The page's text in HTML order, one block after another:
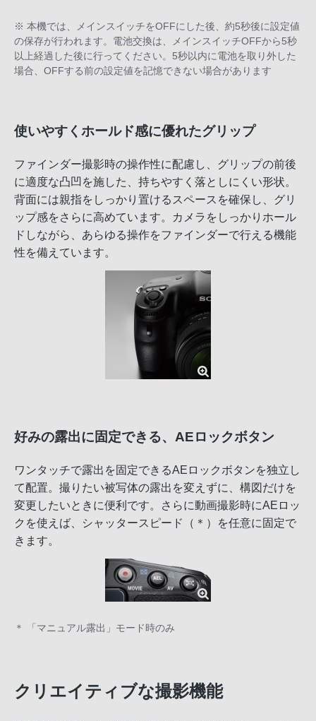
※ 本機では、メインスイッチをOFFにした後、約5秒後に設定値
の保存が行われます。電池交換は、メインスイッチOFFから5秒
以上経過した後に行ってください。5秒以内に電池を取り外した
場合、OFFする前の設定値を記憶できない場合があります
使いやすくホールド感に優れたグリップ
ファインダー撮影時の操作性に配慮し、グリップの前後
に適度な凸凹を施した、持ちやすく落としにくい形状。
背面には親指をしっかり置けるスペースを確保し、グリ
ップ感をさらに高めています。カメラをしっかりホール
ドしながら、あらゆる操作をファインダーで行える機能
性を備えています。
好みの露出に固定できる、AEロックボタン
ワンタッチで露出を固定できるAEロックボタンを独立し
て配置。撮りたい被写体の露出を変えずに、構図だけを
変更したいときに便利です。さらに動画撮影時にAEロッ
クを使えば、シャッタースピード（＊）を任意に固定で
きます。
＊ 「マニュアル露出」モード時のみ
クリエイティブな撮影機能